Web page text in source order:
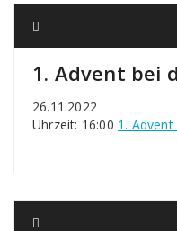
1. Advent bei
26.11.2022
Uhrzeit: 16:00 1.